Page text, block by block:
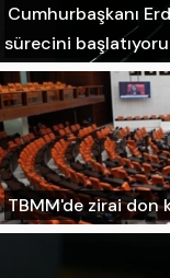
Cumhurbaşkanı
sürecini
TBMM'de zirai don